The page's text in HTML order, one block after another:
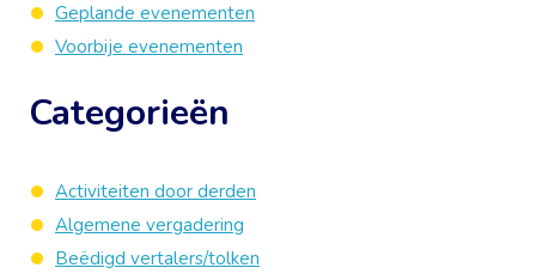
Geplande evenementen
Voorbije evenementen
Categorieën
Activiteiten door derden
Algemene vergadering
Beëdigd vertalers/tolken